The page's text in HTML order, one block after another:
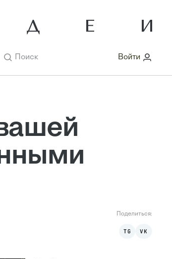
Поиск Войти
Поделиться:
TG VK